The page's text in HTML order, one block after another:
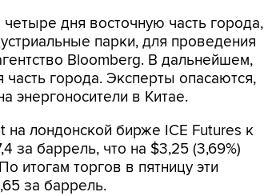
дня восточную часть города,
парки, для проведения
Bloomberg. В дальнейшем,
города. Эксперты опасаются,
энергоносители в Китае.
лондонской бирже ICE Futures к
за баррель, что на $3,25 (3,69%)
итогам торгов в пятницу эти
за баррель.